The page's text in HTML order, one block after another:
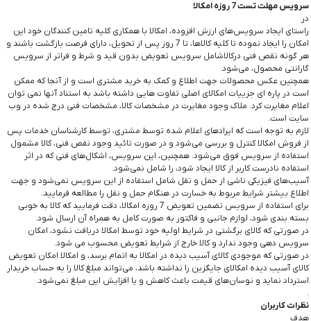
سرویس مهلت تست 7 روزه امکالا
در
راستای ایجاد سرویس‌‏های ارزش افزوده، امکالا با همکاری کلیه تامین‏‌ کنندگان خود این
امکان را ایجاد نموده تا کلیه کالاها، تا 7 روز پس از تحویل، دارای فرصت بازگشت باشند و
هر گونه نقص فنی درکالاشامل سرویس تعویض بدون قید و شرط و فراتر از سرویس
گارانتی محصول، می‏‌شود.
همچنین عکس محصولات جهت اطلاع و کمک به خرید مشتری است و از آنجا که ممکن
است در پاره ای جزییات امکالای اصلی تفاوت هایی داشته باشد به استناد آنها نمی توان
اعلام مغایرت کرد. ملاک وجود مغایرت در مشخصات کالا، مشخصات فنی درج شده در وب
سایت است.
لازم به توجه است که ایرادهای اعلام شده توسط مشتری، توسط کارشناسان خدمات پس
از فروش امکالا کنترل و بررسی می‏‌شود و در صورت تائید وجود نقص فنی، کالا مشمول
استفاده از سرویس فوق می‏‌شود. همچنین، این سرویس، اشکال‏‌های فنی که در اثر
استفاده نادرست کاربر از کالا ایجاد شود، را شامل نمی‌‏شود.
آسیب‏‌های فیزیکی ناشی از حمل و نقل شامل استفاده از این سرویس نمی‏‌شود و جهت
اطلاع بیشتر شرایط مربوط به خسارت در هنگام حمل و نقل را مطالعه فرمایید.
برای استفاده از سرویس تضمین تعویض 7 روزه امکالا، دقت فرمایید که کالا به ‏خوبی
بسته بندی شود، لوازم جانبی و فاکتور به صورت کامل به همراه آن ارسال شود.
در صورتی که کالای برگشتی در شرایط اولیه خود توسط امکالا دریافت نشود، امکان
سرویس دهی وجود ندارد و کالا خارج از شرایط تعویض محسوب می شود.
در صورتی که موجودی کالای آسیب دیده در امکالا به اتمام برسد، و امکالا امکان تعویض
کالای آسیب دیده امکالای جایگزین را نداشته باشد، می‌تواند مبلغ کالا را به حساب خریدار
استرداد نماید و نوسان‏‌های قیمت باعث کاهش و یا افزایش این مبلغ نمی‌‏شود.
.
نظرات کاربران
هدف